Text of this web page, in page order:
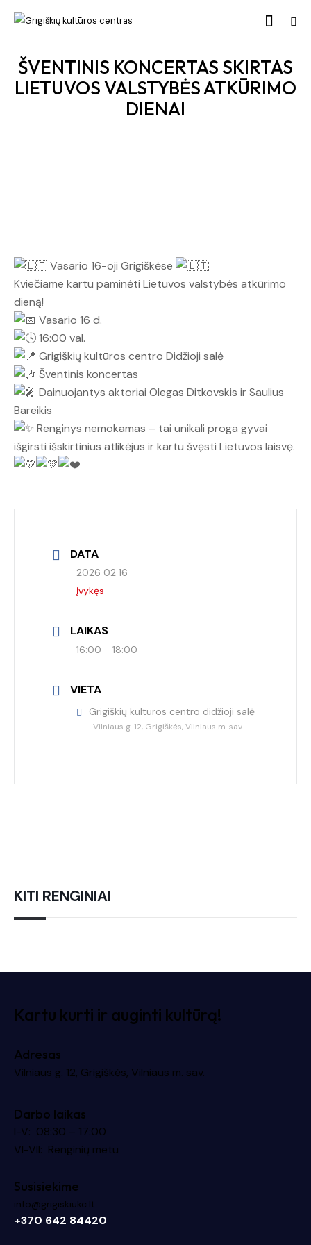
ŠVENTINIS KONCERTAS SKIRTAS
LIETUVOS VALSTYBĖS ATKŪRIMO
DIENAI
Vasario 16-oji Grigiškėse
Kviečiame kartu paminėti Lietuvos valstybės atkūrimo
dieną!
Vasario 16 d.
16:00 val.
Grigiškių kultūros centro Didžioji salė
Šventinis koncertas
Dainuojantys aktoriai Olegas Ditkovskis ir Saulius
Bareikis
Renginys nemokamas – tai unikali proga gyvai
išgirsti išskirtinius atlikėjus ir kartu švęsti Lietuvos laisvę.
DATA
2026 02 16
Įvykęs
LAIKAS
16:00 - 18:00
VIETA
Grigiškių kultūros centro didžioji salė
Vilniaus g. 12, Grigiškės, Vilniaus m. sav.
KITI RENGINIAI
Kartu kurti ir auginti kultūrą!
Adresas
Vilniaus g. 12, Grigiškės, Vilniaus m. sav.
Darbo laikas
I-V: 08:30 – 17:00
VI-VII: Renginių metu
Susisiekime
info@grigiskiukc.lt
+370 642 84420